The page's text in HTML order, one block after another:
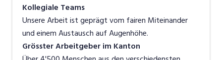
Kollegiale Teams
Unsere Arbeit ist geprägt vom fairen Miteinander
und einem Austausch auf Augenhöhe.
Grösster Arbeitgeber im Kanton